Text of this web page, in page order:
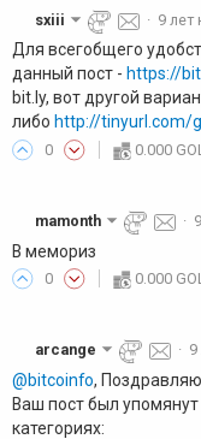
sxiii · 9 лет
Для всегобщего
данный пост - https://
bit.ly, вот другой
либо http://tinyurl.com/
0 0.000
mamonth ·
В мемориз
0 0.000
arcange · 9
@bitcoinfo,
Ваш пост был
категориях: